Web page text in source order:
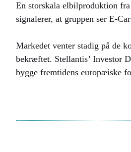
En storskala elbilproduktion
signalerer, at gruppen ser E-
Markedet venter stadig på de
bekræftet. Stellantis’ Investor
bygge fremtidens europæiske